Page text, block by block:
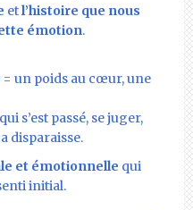
etl’histoire que nous
émotion.
= un poids au cœur, une
s’est passé, se juger,
disparaisse.
et émotionnelle qui
initial.